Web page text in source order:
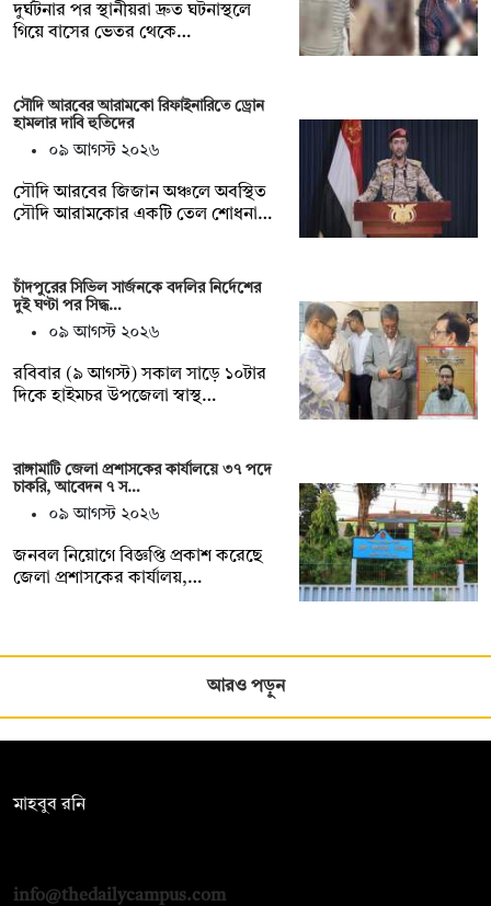
দুর্ঘটনার পর স্থানীয়রা দ্রুত ঘটনাস্থলে
গিয়ে বাসের ভেতর থেকে…
সৌদি আরবের আরামকো রিফাইনারিতে ড্রোন
হামলার দাবি হুতিদের
০৯ আগস্ট ২০২৬
সৌদি আরবের জিজান অঞ্চলে অবস্থিত
সৌদি আরামকোর একটি তেল শোধনা…
চাঁদপুরের সিভিল সার্জনকে বদলির নির্দেশের
দুই ঘণ্টা পর সিদ্ধ…
০৯ আগস্ট ২০২৬
রবিবার (৯ আগস্ট) সকাল সাড়ে ১০টার
দিকে হাইমচর উপজেলা স্বাস্থ…
রাঙ্গামাটি জেলা প্রশাসকের কার্যালয়ে ৩৭ পদে
চাকরি, আবেদন ৭ স…
০৯ আগস্ট ২০২৬
জনবল নিয়োগে বিজ্ঞপ্তি প্রকাশ করেছে
জেলা প্রশাসকের কার্যালয়,…
আরও পড়ুন
মাহবুব রনি
info@thedailycampus.com